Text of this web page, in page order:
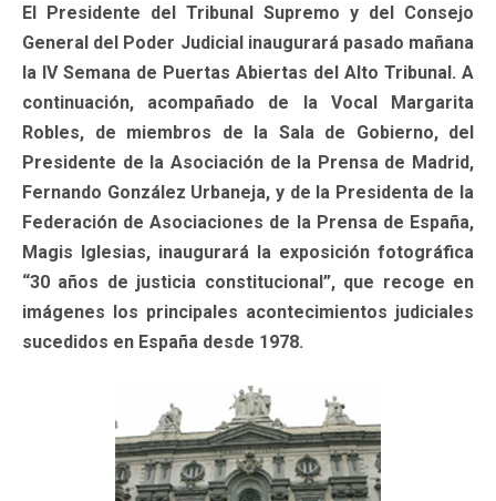
El Presidente del Tribunal Supremo y del Consejo
General del Poder Judicial inaugurará pasado mañana
la IV Semana de Puertas Abiertas del Alto Tribunal. A
continuación, acompañado de la Vocal Margarita
Robles, de miembros de la Sala de Gobierno, del
Presidente de la Asociación de la Prensa de Madrid,
Fernando González Urbaneja, y de la Presidenta de la
Federación de Asociaciones de la Prensa de España,
Magis Iglesias, inaugurará la exposición fotográfica
“30 años de justicia constitucional”, que recoge en
imágenes los principales acontecimientos judiciales
sucedidos en España desde 1978.